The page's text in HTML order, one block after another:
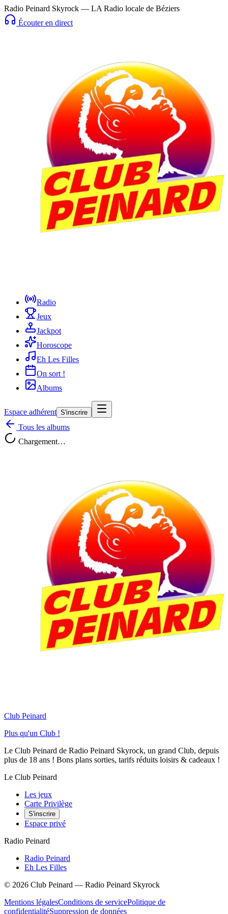
Radio Peinard Skyrock — LA Radio locale de Béziers
Écouter en direct
Radio
Jeux
Jackpot
Horoscope
Eh Les Filles
On sort !
Albums
Espace adhérent S'inscrire
Tous les albums
Chargement…
Club Peinard
Plus qu'un Club !
Le Club Peinard de Radio Peinard Skyrock, un grand Club, depuis
plus de 18 ans ! Bons plans sorties, tarifs réduits loisirs & cadeaux !
Le Club Peinard
Les jeux
Carte Privilège
S'inscrire
Espace privé
Radio Peinard
Radio Peinard
Eh Les Filles
© 2026 Club Peinard — Radio Peinard Skyrock
Mentions légalesConditions de servicePolitique de
confidentialitéSuppression de données